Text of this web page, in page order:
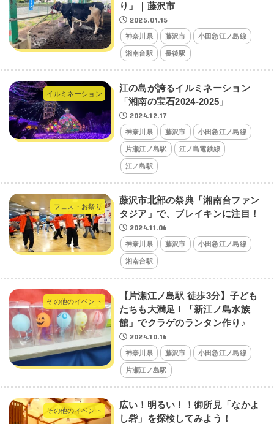
り」｜藤沢市
2025.01.15
神奈川県 藤沢市 小田急江ノ島線
湘南台駅 長後駅
イルミネーション
江の島が誇るイルミネーション
「湘南の宝石2024-2025」
2024.12.17
神奈川県 藤沢市 小田急江ノ島線
片瀬江ノ島駅 江ノ島電鉄線
江ノ島駅
フェス・お祭り
藤沢市北部の祭典「湘南台ファン
タジア」で、ブレイキンに注目！
2024.11.06
神奈川県 藤沢市 小田急江ノ島線
湘南台駅
その他のイベント
【片瀬江ノ島駅 徒歩3分】子ども
たちも大満足！「新江ノ島水族
館」でクラゲのランタン作り♪
2024.10.16
神奈川県 藤沢市 小田急江ノ島線
片瀬江ノ島駅
その他のイベント
広い！明るい！！御所見「なかよ
し砦」を探検してみよう！